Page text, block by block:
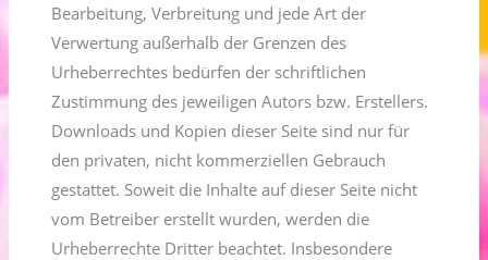
Bearbeitung, Verbreitung und jede Art der
Verwertung außerhalb der Grenzen des
Urheberrechtes bedürfen der schriftlichen
Zustimmung des jeweiligen Autors bzw. Erstellers.
Downloads und Kopien dieser Seite sind nur für
den privaten, nicht kommerziellen Gebrauch
gestattet. Soweit die Inhalte auf dieser Seite nicht
vom Betreiber erstellt wurden, werden die
Urheberrechte Dritter beachtet. Insbesondere